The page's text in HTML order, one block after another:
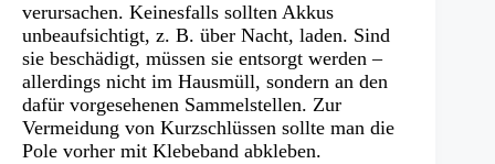
verursachen. Keinesfalls sollten Akkus
unbeaufsichtigt, z. B. über Nacht, laden. Sind
sie beschädigt, müssen sie entsorgt werden –
allerdings nicht im Hausmüll, sondern an den
dafür vorgesehenen Sammelstellen. Zur
Vermeidung von Kurzschlüssen sollte man die
Pole vorher mit Klebeband abkleben.